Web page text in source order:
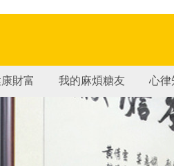
財富 我的麻煩糖友 心律